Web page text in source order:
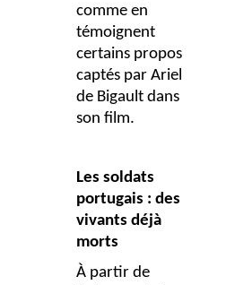
comme en
témoignent
certains propos
captés par Ariel
de Bigault dans
son film.
Les soldats
portugais : des
vivants déjà
morts
À partir de